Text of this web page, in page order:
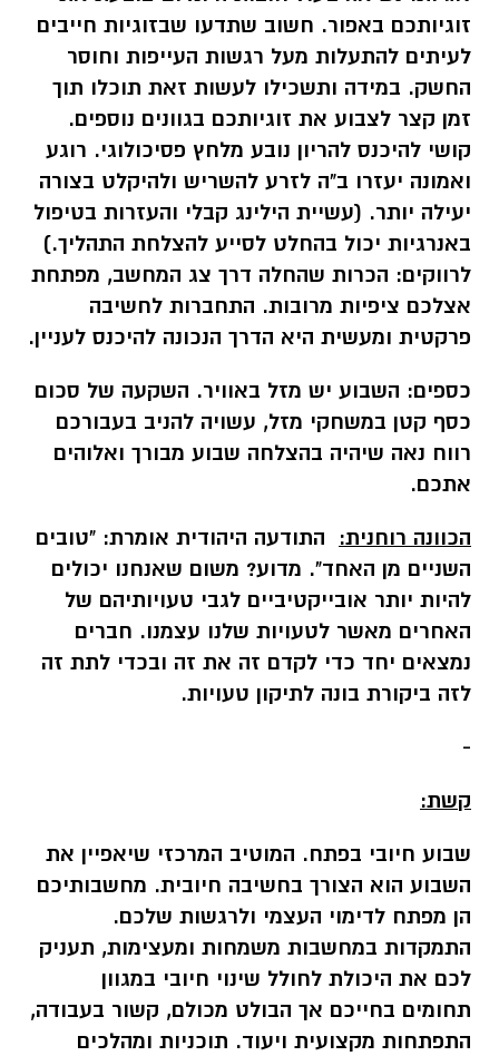
זוגיותכם באפור. חשוב שתדעו שבזוגיות חייבים
לעיתים להתעלות מעל רגשות העייפות וחוסר
החשק. במידה ותשכילו לעשות זאת תוכלו תוך
זמן קצר לצבוע את זוגיותכם בגוונים נוספים.
קושי להיכנס להריון נובע מלחץ פסיכולוגי. רוגע
ואמונה יעזרו ב"ה לזרע להשריש ולהיקלט בצורה
יעילה יותר. (עשיית הילינג קבלי והעזרות בטיפול
באנרגיות יכול בהחלט לסייע להצלחת התהליך.)
לרווקים: הכרות שהחלה דרך צג המחשב, מפתחת
אצלכם ציפיות מרובות. התחברות לחשיבה
פרקטית ומעשית היא הדרך הנכונה להיכנס לעניין.
כספים: השבוע יש מזל באוויר. השקעה של סכום
כסף קטן במשחקי מזל, עשויה להניב בעבורכם
רווח נאה שיהיה בהצלחה שבוע מבורך ואלוהים
אתכם.
הכוונה רוחנית:
התודעה היהודית אומרת: "טובים
השניים מן האחד". מדוע? משום שאנחנו יכולים
להיות יותר אובייקטיביים לגבי טעויותיהם של
האחרים מאשר לטעויות שלנו עצמנו. חברים
נמצאים יחד כדי לקדם זה את זה ובכדי לתת זה
לזה ביקורת בונה לתיקון טעויות.
-
קשת:
שבוע חיובי בפתח. המוטיב המרכזי שיאפיין את
השבוע הוא הצורך בחשיבה חיובית. מחשבותיכם
הן מפתח לדימוי העצמי ולרגשות שלכם.
התמקדות במחשבות משמחות ומעצימות, תעניק
לכם את היכולת לחולל שינוי חיובי במגוון
תחומים בחייכם אך הבולט מכולם, קשור בעבודה,
התפתחות מקצועית ויעוד. תוכניות ומהלכים